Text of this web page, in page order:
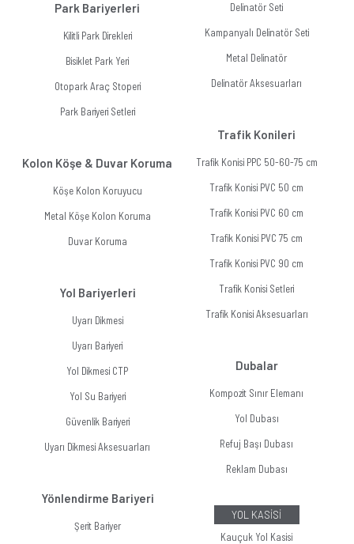
Park Bariyerleri
Kilitli Park Direkleri
Bisiklet Park Yeri
Otopark Araç Stoperi
Park Bariyeri Setleri
Kolon Köşe & Duvar Koruma
Köşe Kolon Koruyucu
Metal Köşe Kolon Koruma
Duvar Koruma
Yol Bariyerleri
Uyarı Dikmesi
Uyarı Bariyeri
Yol Dikmesi CTP
Yol Su Bariyeri
Güvenlik Bariyeri
Uyarı Dikmesi Aksesuarları
Yönlendirme Bariyeri
Şerit Bariyer
Delinatör Seti
Kampanyalı Delinatör Seti
Metal Delinatör
Delinatör Aksesuarları
Trafik Konileri
Trafik Konisi PPC 50-60-75 cm
Trafik Konisi PVC 50 cm
Trafik Konisi PVC 60 cm
Trafik Konisi PVC 75 cm
Trafik Konisi PVC 90 cm
Trafik Konisi Setleri
Trafik Konisi Aksesuarları
Dubalar
Kompozit Sınır Elemanı
Yol Dubası
Refuj Başı Dubası
Reklam Dubası
YOL KASİSİ
Kauçuk Yol Kasisi